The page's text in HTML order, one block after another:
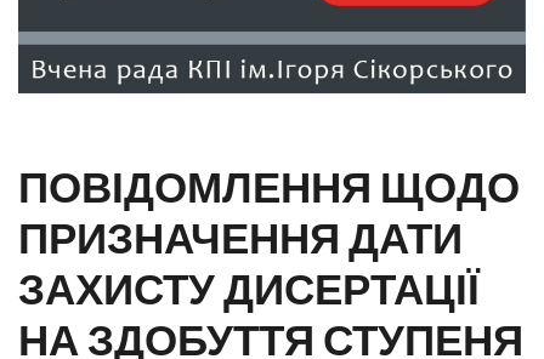
ПОВІДОМЛЕННЯ ЩОДО
ПРИЗНАЧЕННЯ ДАТИ
ЗАХИСТУ ДИСЕРТАЦІЇ
НА ЗДОБУТТЯ СТУПЕНЯ